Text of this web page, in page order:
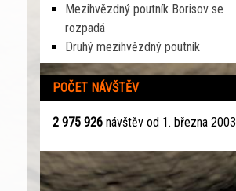
Mezihvězdný poutník Borisov se
rozpadá
Druhý mezihvězdný poutník
POČET NÁVŠTĚV
2 975 926 návštěv od 1. března 2003